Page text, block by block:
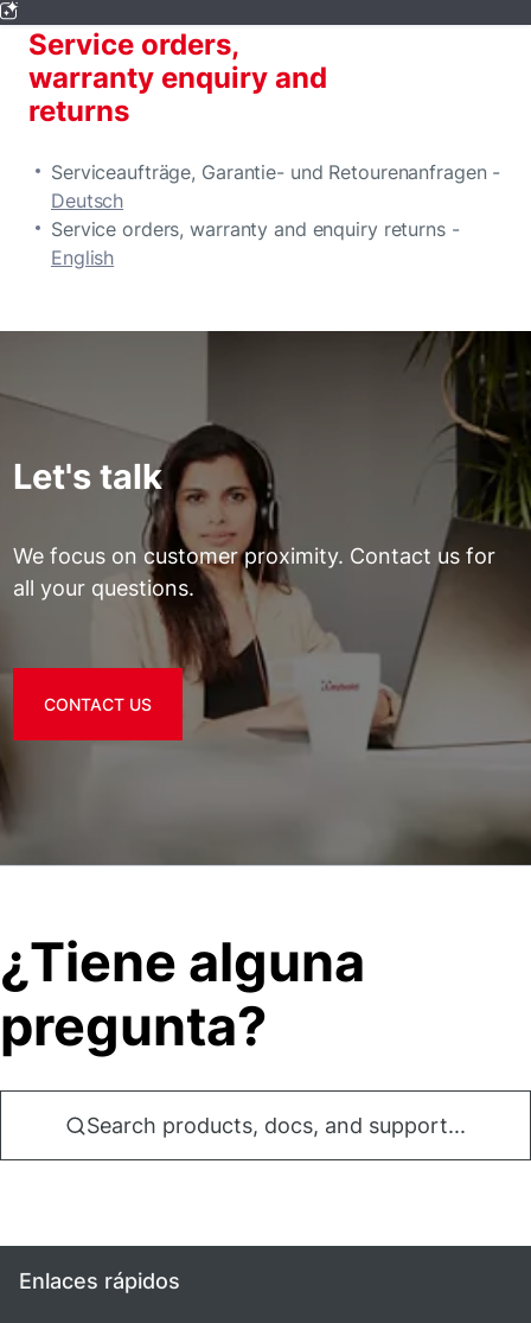
Service orders,
warranty enquiry and
returns
Serviceaufträge, Garantie- und Retourenanfragen -
Deutsch
Service orders, warranty and enquiry returns -
English
Let's talk
We focus on customer proximity. Contact us for
all your questions.
CONTACT US
¿Tiene alguna
pregunta?
Search products, docs, and support...
Enlaces rápidos